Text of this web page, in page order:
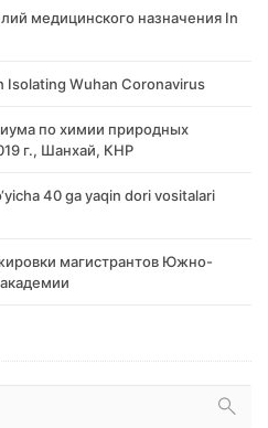
медицинского назначения In
Isolating Wuhan Coronavirus
по химии природных
г., Шанхай, КНР
40 ga yaqin dori vositalari
магистрантов Южно-